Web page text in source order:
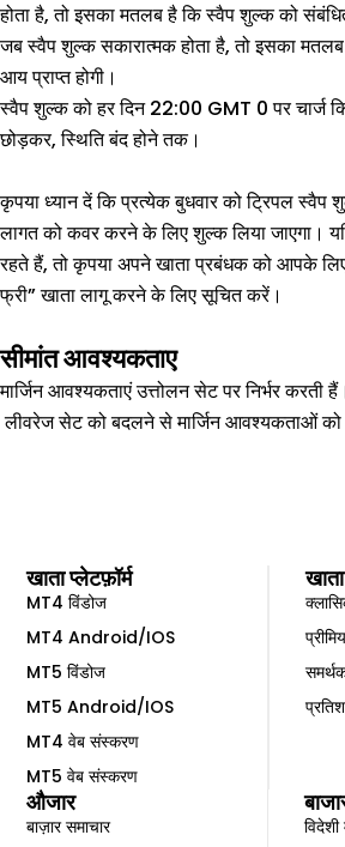
होता है, तो इसका मतलब है कि स्वैप शुल्क को
जब स्वैप शुल्क सकारात्मक होता है, तो इसका
आय प्राप्त होगी।
स्वैप शुल्क को हर दिन 22:00 GMT 0 पर चार्ज
छोड़कर, स्थिति बंद होने तक।
कृपया ध्यान दें कि प्रत्येक बुधवार को ट्रिपल स्वैप
लागत को कवर करने के लिए शुल्क लिया जाएगा।
रहते हैं, तो कृपया अपने खाता प्रबंधक को आपके
फ्री” खाता लागू करने के लिए सूचित करें।
सीमांत आवश्यकताए
मार्जिन आवश्यकताएं उत्तोलन सेट पर निर्भर करती हैं।
लीवरेज सेट को बदलने से मार्जिन आवश्यकताओं को
खाता प्लेटफ़ॉर्म
MT4 विंडोज
MT4 Android/IOS
MT5 विंडोज
MT5 Android/IOS
MT4 वेब संस्करण
MT5 वेब संस्करण
विदेशी
औजार
बाज़ार समाचार